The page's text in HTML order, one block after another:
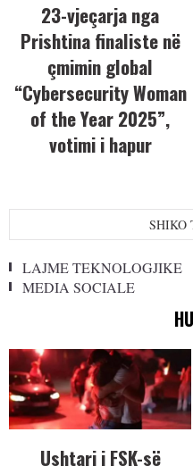
23-vjeçarja nga
Prishtina finaliste në
çmimin global
“Cybersecurity Woman
of the Year 2025”,
votimi i hapur
SHIKO
LAJME TEKNOLOGJIKE
MEDIA SOCIALE
Ushtari i FSK-së